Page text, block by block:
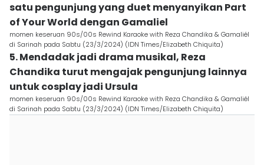
satu pengunjung yang duet menyanyikan Part
of Your World dengan Gamaliel
momen keseruan 90s/00s Rewind Karaoke with Reza Chandika & Gamaliél
di Sarinah pada Sabtu (23/3/2024) (IDN Times/Elizabeth Chiquita)
5. Mendadak jadi drama musikal, Reza
Chandika turut mengajak pengunjung lainnya
untuk cosplay jadi Ursula
momen keseruan 90s/00s Rewind Karaoke with Reza Chandika & Gamaliél
di Sarinah pada Sabtu (23/3/2024) (IDN Times/Elizabeth Chiquita)